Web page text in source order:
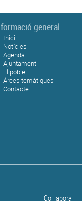
general
Inici
Notícies
Agenda
Ajuntament
El poble
Àrees temàtiques
Contacte
Col·labora